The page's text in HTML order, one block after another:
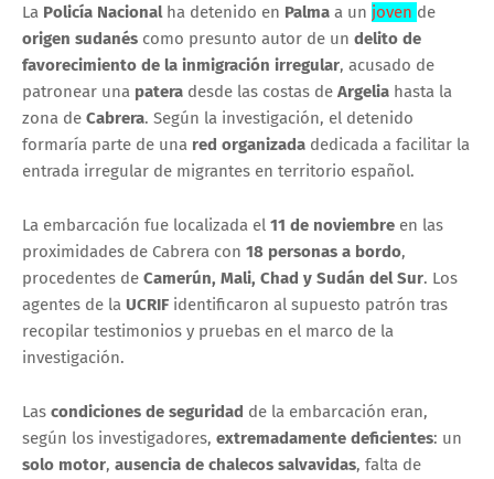
La Policía Nacionalha detenido en Palma a un joven de
origen sudanés como presunto autor de un delito de
favorecimiento de la inmigración irregular, acusado de
patronear una patera desde las costas de Argelia hasta la
zona de Cabrera. Según la investigación, el detenido
formaría parte de una red organizada dedicada a facilitar la
entrada irregular de migrantes en territorio español.
La embarcación fue localizada el 11 de noviembre en las
proximidades de Cabrera con 18 personas a bordo,
procedentes de Camerún, Mali, Chad y Sudán del Sur. Los
agentes de la UCRIF identificaron al supuesto patrón tras
recopilar testimonios y pruebas en el marco de la
investigación.
Las condiciones de seguridad de la embarcación eran,
según los investigadores, extremadamente deficientes: un
solo motor, ausencia de chalecos salvavidas, falta de